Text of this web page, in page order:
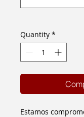
Quantity *
Estamos